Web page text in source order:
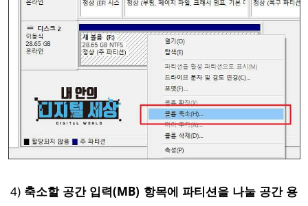
4) 축소할 공간 입력(MB) 항목에 파티션을 나눌 공간 용